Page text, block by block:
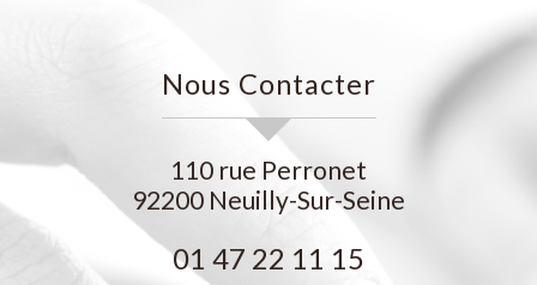
Nous Contacter
110 rue Perronet
92200 Neuilly-Sur-Seine
01 47 22 11 15